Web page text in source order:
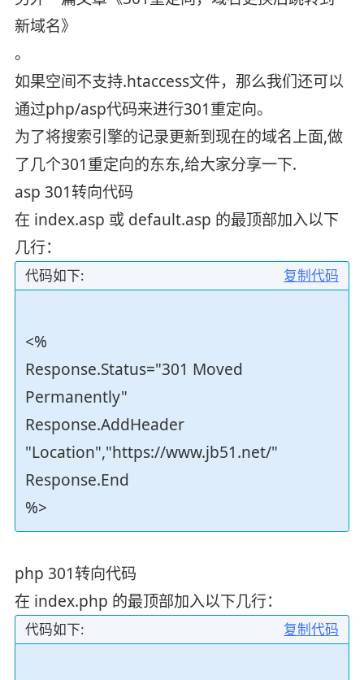
新域名》
。
如果空间不支持.htaccess文件，那么我们还可以
通过php/asp代码来进行301重定向。
为了将搜索引擎的记录更新到现在的域名上面,做
了几个301重定向的东东,给大家分享一下.
asp 301转向代码
在 index.asp 或 default.asp 的最顶部加入以下
几行：
复制代码
代码如下:
<%
Response.Status="301 Moved
Permanently"
Response.AddHeader
"Location","https://www.jb51.net/"
Response.End
%>
php 301转向代码
在 index.php 的最顶部加入以下几行：
复制代码
代码如下: